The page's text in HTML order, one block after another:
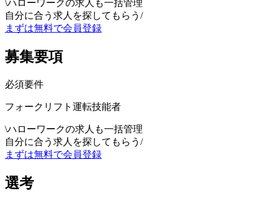
\ハローワークの求人も一括管理
自分に合う求人を探してもらう /
まずは無料で会員登録
募集要項
必須要件
フォークリフト運転技能者
\ハローワークの求人も一括管理
自分に合う求人を探してもらう /
まずは無料で会員登録
選考